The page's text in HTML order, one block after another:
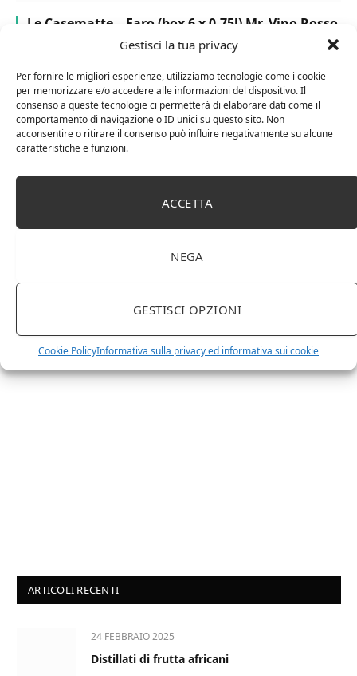
Gestisci la tua privacy
Per fornire le migliori esperienze, utilizziamo tecnologie come i cookie
per memorizzare e/o accedere alle informazioni del dispositivo. Il
consenso a queste tecnologie ci permetterà di elaborare dati come il
comportamento di navigazione o ID unici su questo sito. Non
acconsentire o ritirare il consenso può influire negativamente su alcune
caratteristiche e funzioni.
ACCETTA
NEGA
GESTISCI OPZIONI
Cookie PolicyInformativa sulla privacy ed informativa sui cookie
Le Casematte – Faro (box 6 x 0,75l) Mr. Vino Rosso
PUBBLICITÀ
Hai un negozio specializzato nella vendita di questi
sarai ricontattato al più presto.
ARTICOLI RECENTI
24 FEBBRAIO 2025
Distillati di frutta africani